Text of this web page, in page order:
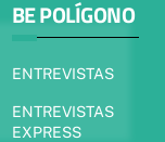
BE POLÍGONO
ENTREVISTAS
ENTREVISTAS
EXPRESS